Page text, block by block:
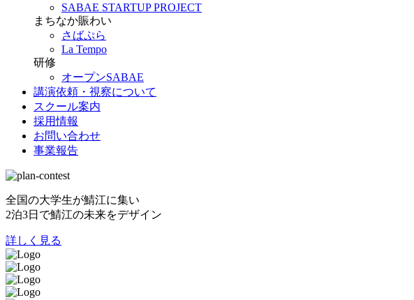
SABAE STARTUP PROJECT
まちなか賑わい
さばぷら
La Tempo
研修
オープンSABAE
講演依頼・視察について
スクール案内
採用情報
お問い合わせ
事業報告
全国の大学生が鯖江に集い
2泊3日で鯖江の未来をデザイン
詳しく見る